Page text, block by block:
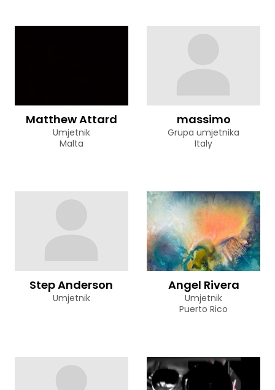
Matthew Attard
Umjetnik
Malta
massimo
Grupa umjetnika
Italy
Step Anderson
Umjetnik
Angel Rivera
Umjetnik
Puerto Rico